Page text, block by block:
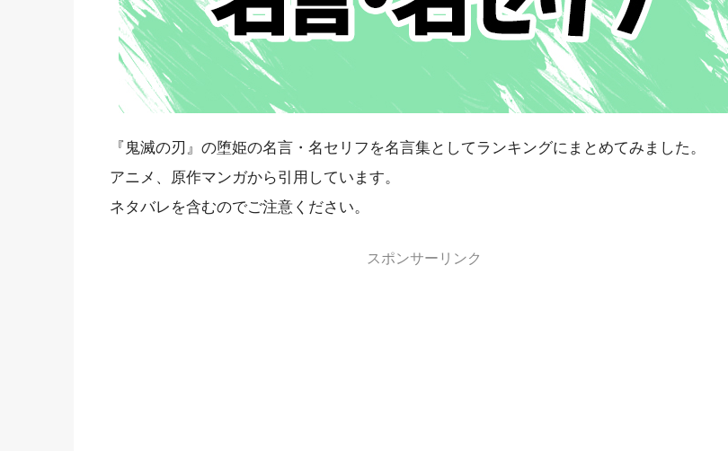
『鬼滅の刃』の堕姫の名言・名セリフを名言集としてランキングにまとめてみました。
アニメ、原作マンガから引用しています。
ネタバレを含むのでご注意ください。
スポンサーリンク